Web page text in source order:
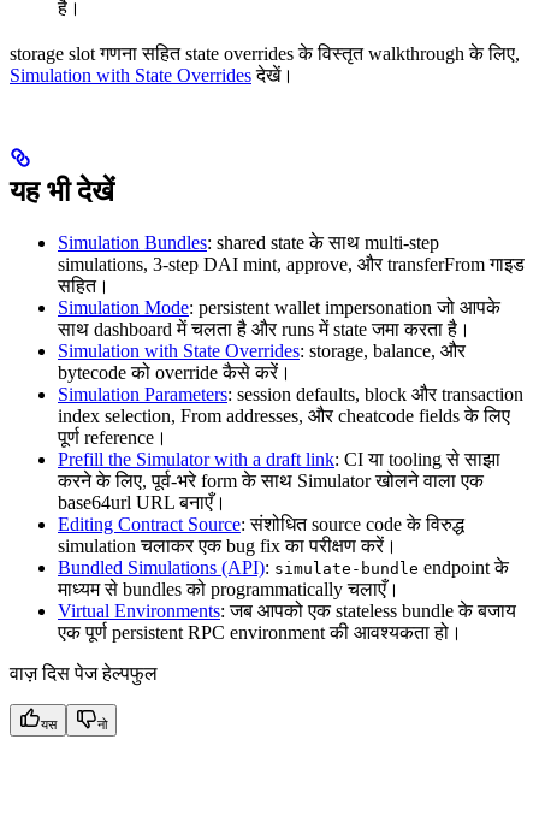
है।
storage slot गणना सहित state overrides के विस्तृत walkthrough के लिए,
Simulation with State Overridesदेखें।
यह भी देखें
Simulation Bundles: shared state के साथ multi-step
simulations, 3-step DAI mint, approve, और transferFrom गाइड
सहित।
Simulation Mode: persistent wallet impersonation जो आपके
साथ dashboard में चलता है और runs में state जमा करता है।
Simulation with State Overrides: storage, balance, और
bytecode को override कैसे करें।
Simulation Parameters: session defaults, block और transaction
index selection, From addresses, और cheatcode fields के लिए
पूर्ण reference।
Prefill the Simulator with a draft link: CI या tooling से साझा
करने के लिए, पूर्व-भरे form के साथ Simulator खोलने वाला एक
base64url URL बनाएँ।
Editing Contract Source: संशोधित source code के विरुद्ध
simulation चलाकर एक bug fix का परीक्षण करें।
Bundled Simulations (API): simulate-bundle endpoint के
माध्यम से bundles को programmatically चलाएँ।
Virtual Environments: जब आपको एक stateless bundle के बजाय
एक पूर्ण persistent RPC environment की आवश्यकता हो।
वाज़ दिस पेज हेल्पफुल
यस नो